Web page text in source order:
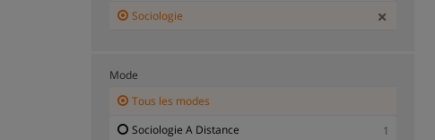
Sociologie
Mode
Tous les modes
Sociologie A Distance
1